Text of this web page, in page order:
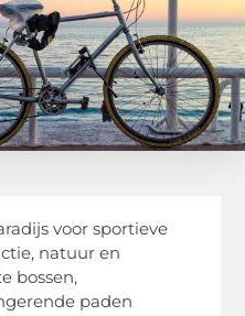
voor sportieve
natuur en
bossen,
paden